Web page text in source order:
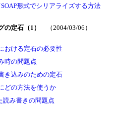
形式でシリアライズする方法
の定石（1） （2004/03/06）
おける定石の必要性
時の問題点
き込みのための定石
どの方法を使うか
読み書きの問題点